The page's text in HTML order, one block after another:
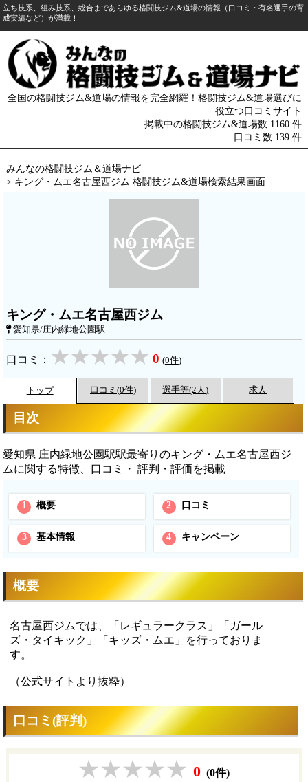
立ち技系、組み技系、総合まであらゆる格闘技ジム&道場の情報（口コミ・有名選手の育
成実績など）が満載！
全国の格闘技ジム&道場の情報を完全網羅！格闘技ジム&道場選びに
役立つ口コミサイト
掲載中の格闘技ジム&道場数 1160 件
口コミ数 139 件
みんなの格闘技ジム＆道場ナビ
> キング・ムエ名古屋西ジム 格闘技ジム&道場検索結果画面
キング・ムエ名古屋西ジム
愛知県/庄内緑地公園駅
口コミ： 0 (0件)
トップ 口コミ(0件) 選手等(2人) 求人
目次
愛知県 庄内緑地公園駅駅最寄りのキング・ムエ名古屋西ジ
ムに関する特徴、口コミ・ 評判・評価を掲載
1 概要 2 口コミ
3 基本情報 4 キャンペーン
概要
名古屋西ジムでは、「レギュラークラス」「ガール
ズ・タイキック」「キッズ・ムエ」を行っておりま
す。
（公式サイトより抜粋）
口コミ(評判)
0 (0件)